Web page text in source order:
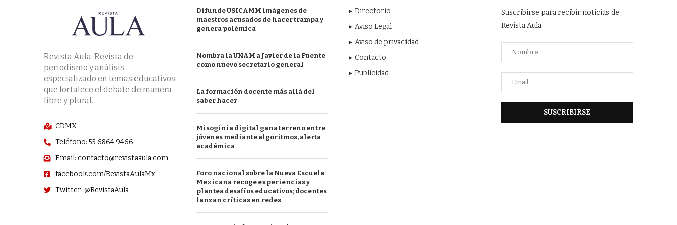
Revista Aula. Revista de
periodismo y análisis
especializado en temas educativos
que fortalece el debate de manera
libre y plural.
CDMX
Teléfono: 55 6864 9466
Email: contacto@revistaaula.com
facebook.com/RevistaAulaMx
Twitter: @RevistaAula
Difunde USICAMM imágenes de
maestros acusados de hacer trampa y
genera polémica
Nombra la UNAM a Javier de la Fuente
como nuevo secretario general
La formación docente más allá del
saber hacer
Misoginia digital gana terreno entre
jóvenes mediante algoritmos, alerta
académica
Foro nacional sobre la Nueva Escuela
Mexicana recoge experiencias y
plantea desafíos educativos; docentes
lanzan críticas en redes
Directorio
Aviso Legal
Aviso de privacidad
Contacto
Publicidad
Suscribirse para recibir noticias de
Revista Aula